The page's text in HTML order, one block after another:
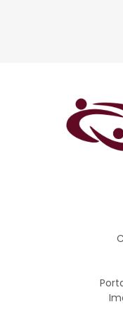
presentat el Pla
iniciativa que
indústria i diferents
reforçar la seguretat
vol garantir que els
s’utilitzin de manera